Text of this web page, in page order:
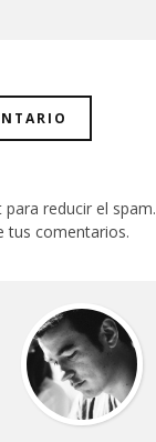
reducir el spam.
tus comentarios.